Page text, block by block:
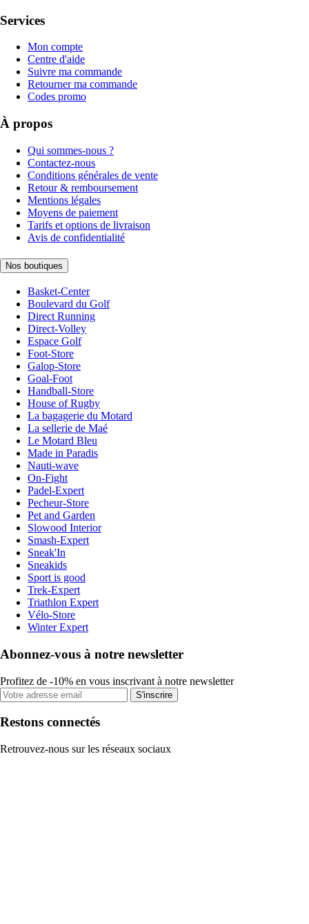
Services
Mon compte
Centre d'aide
Suivre ma commande
Retourner ma commande
Codes promo
À propos
Qui sommes-nous ?
Contactez-nous
Conditions générales de vente
Retour & remboursement
Mentions légales
Moyens de paiement
Tarifs et options de livraison
Avis de confidentialité
Nos boutiques
Basket-Center
Boulevard du Golf
Direct Running
Direct-Volley
Espace Golf
Foot-Store
Galop-Store
Goal-Foot
Handball-Store
House of Rugby
La bagagerie du Motard
La sellerie de Maé
Le Motard Bleu
Made in Paradis
Nauti-wave
On-Fight
Padel-Expert
Pecheur-Store
Pet and Garden
Slowood Interior
Smash-Expert
Sneak'In
Sneakids
Sport is good
Trek-Expert
Triathlon Expert
Vélo-Store
Winter Expert
Abonnez-vous à notre newsletter
Profitez de -10% en vous inscrivant à notre newsletter
S'inscrire
Restons connectés
Retrouvez-nous sur les réseaux sociaux